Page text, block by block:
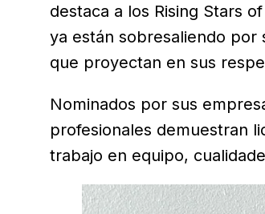
destaca a los Rising Stars
ya están sobresaliendo
que proyectan en sus
Nominados por sus
profesionales demuestran
trabajo en equipo,